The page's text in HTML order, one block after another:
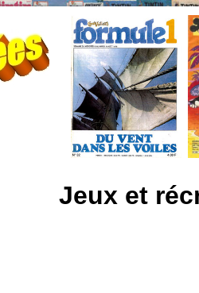
Jeux et